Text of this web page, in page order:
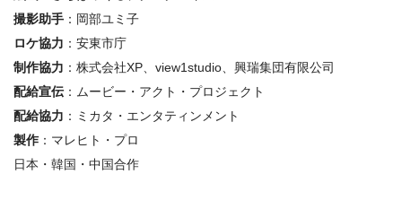
撮影助⼿ ：岡部ユミ⼦
ロケ協⼒ ：安東市庁
制作協⼒ ：株式会社XP、view1studio、興瑞集団有限公司
配給宣伝：ムービー・アクト・プロジェクト
配給協⼒ ：ミカタ・エンタティンメント
製作：マレヒト・プロ
⽇本・韓国・中国合作